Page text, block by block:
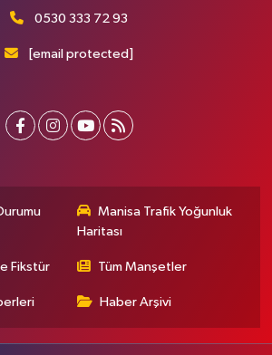
0530 333 72 93
[email protected]
Manisa Trafik Yoğunluk
Haritası
Fikstür Tüm Manşetler
Haber Arşivi